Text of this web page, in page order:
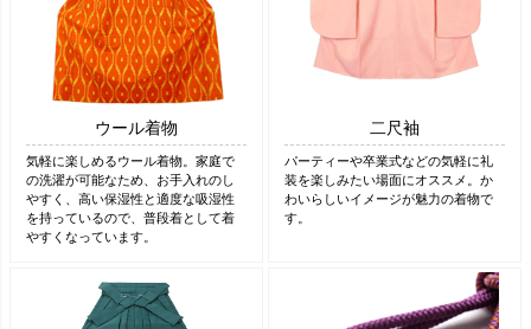
ウール着物
気軽に楽しめるウール着物。家庭で
の洗濯が可能なため、お手入れのし
やすく、高い保湿性と適度な吸湿性
を持っているので、普段着として着
やすくなっています。
二尺袖
パーティーや卒業式などの気軽に礼
装を楽しみたい場面にオススメ。か
わいらしいイメージが魅力の着物で
す。